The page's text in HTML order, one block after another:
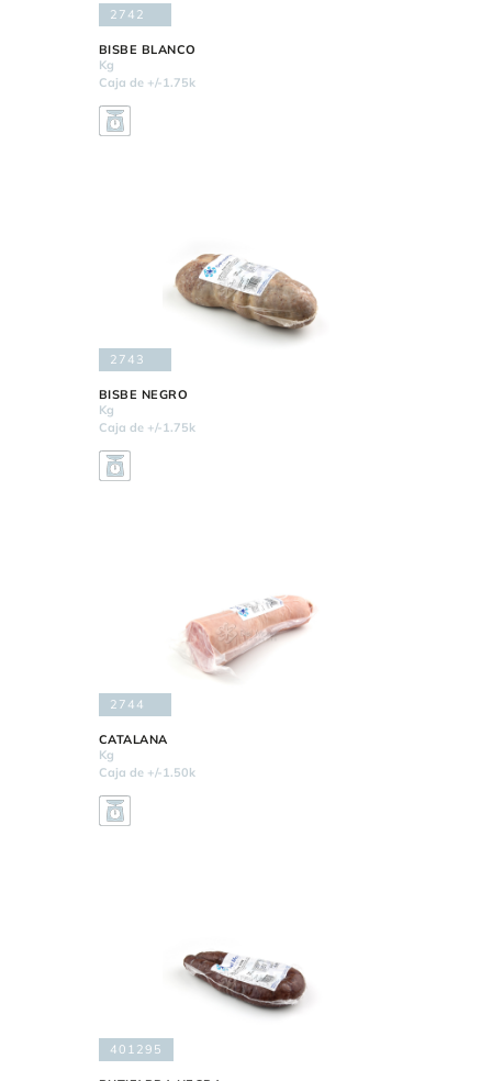
2742
BISBE BLANCO
Kg
Caja de +/-1.75k
2743
BISBE NEGRO
Kg
Caja de +/-1.75k
2744
CATALANA
Kg
Caja de +/-1.50k
401295